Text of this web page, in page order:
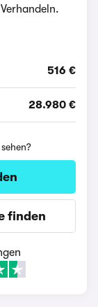
516 €
28.980 €
finden